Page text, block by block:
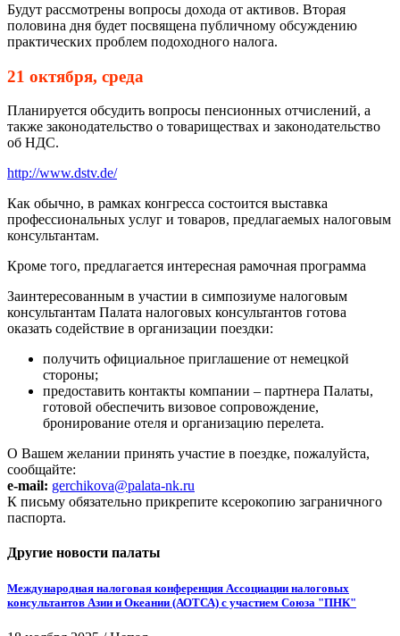
Будут рассмотрены вопросы дохода от активов. Вторая
половина дня будет посвящена публичному обсуждению
практических проблем подоходного налога.
21 октября, среда
Планируется обсудить вопросы пенсионных отчислений, а
также законодательство о товариществах и законодательство
об НДС.
http://www.dstv.de/
Как обычно, в рамках конгресса состоится выставка
профессиональных услуг и товаров, предлагаемых налоговым
консультантам.
Кроме того, предлагается интересная рамочная программа
Заинтересованным в участии в симпозиуме налоговым
консультантам Палата налоговых консультантов готова
оказать содействие в организации поездки:
получить официальное приглашение от немецкой
стороны;
предоставить контакты компании – партнера Палаты,
готовой обеспечить визовое сопровождение,
бронирование отеля и организацию перелета.
О Вашем желании принять участие в поездке, пожалуйста,
сообщайте:
e-mail: gerchikova@palata-nk.ru
К письму обязательно прикрепите ксерокопию заграничного
паспорта.
Другие новости палаты
Международная налоговая конференция Ассоциации налоговых
консультантов Азии и Океании (АОТСА) с участием Союза "ПНК"